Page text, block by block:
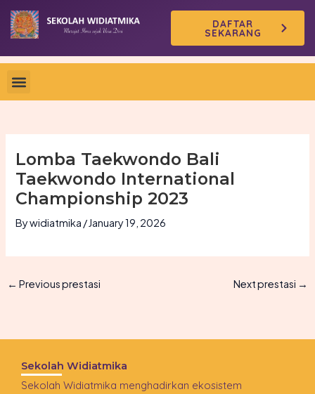
Skip
content
DAFTAR
SEKARANG
Lomba Taekwondo Bali
Taekwondo International
Championship 2023
Bywidiatmika /January 19, 2026
← Previous prestasi Next prestasi →
Sekolah Widiatmika
Sekolah Widiatmika menghadirkan ekosistem